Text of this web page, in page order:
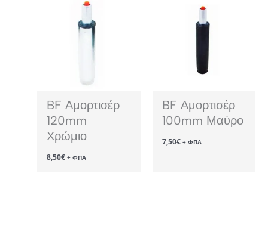
BF Αμορτισέρ
120mm
Χρώμιο
8,50€ + ΦΠΑ
BF Αμορτισέρ
100mm Μαύρο
7,50€ + ΦΠΑ